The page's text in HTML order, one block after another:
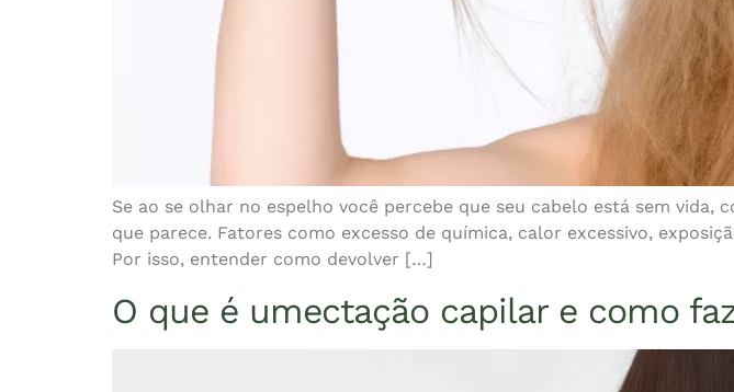
Se ao se olhar no espelho você percebe que seu cabelo está sem vida,
que parece. Fatores como excesso de química, calor excessivo,
Por isso, entender como devolver […]
O que é umectação capilar e como